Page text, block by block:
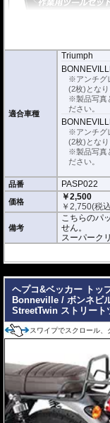
スーパークリア : 耐摩耗性
しまうとメーターになじ
取付キット付属 :取り付け
粘着シート、気泡の混入
います。
またこのフィルムは多少
優れもの。満足のいく取
シリコーン系粘着材を採
を剥がせば、元通りの状
適合車種
Triumph
※アンチグ
(2枚)となり
※製品写真
ださい。
※アンチグ
(2枚)となり
※製品写真
ださい。
品番 PASP022
価格
￥2,500
￥2,750(税
備考
こちらのパ
せん。
スーパーク
ヘプコ&ベッカー トッ
Bonneville / ボンネビ
StreetTwin ストリート
スワイプでスクロール